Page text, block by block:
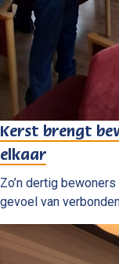
Kerst brengt
elkaar
Zo’n dertig
gevoel van